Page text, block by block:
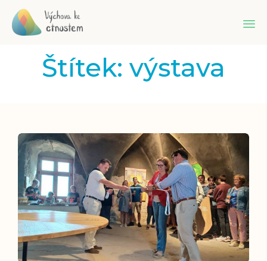
Štítek: výstava